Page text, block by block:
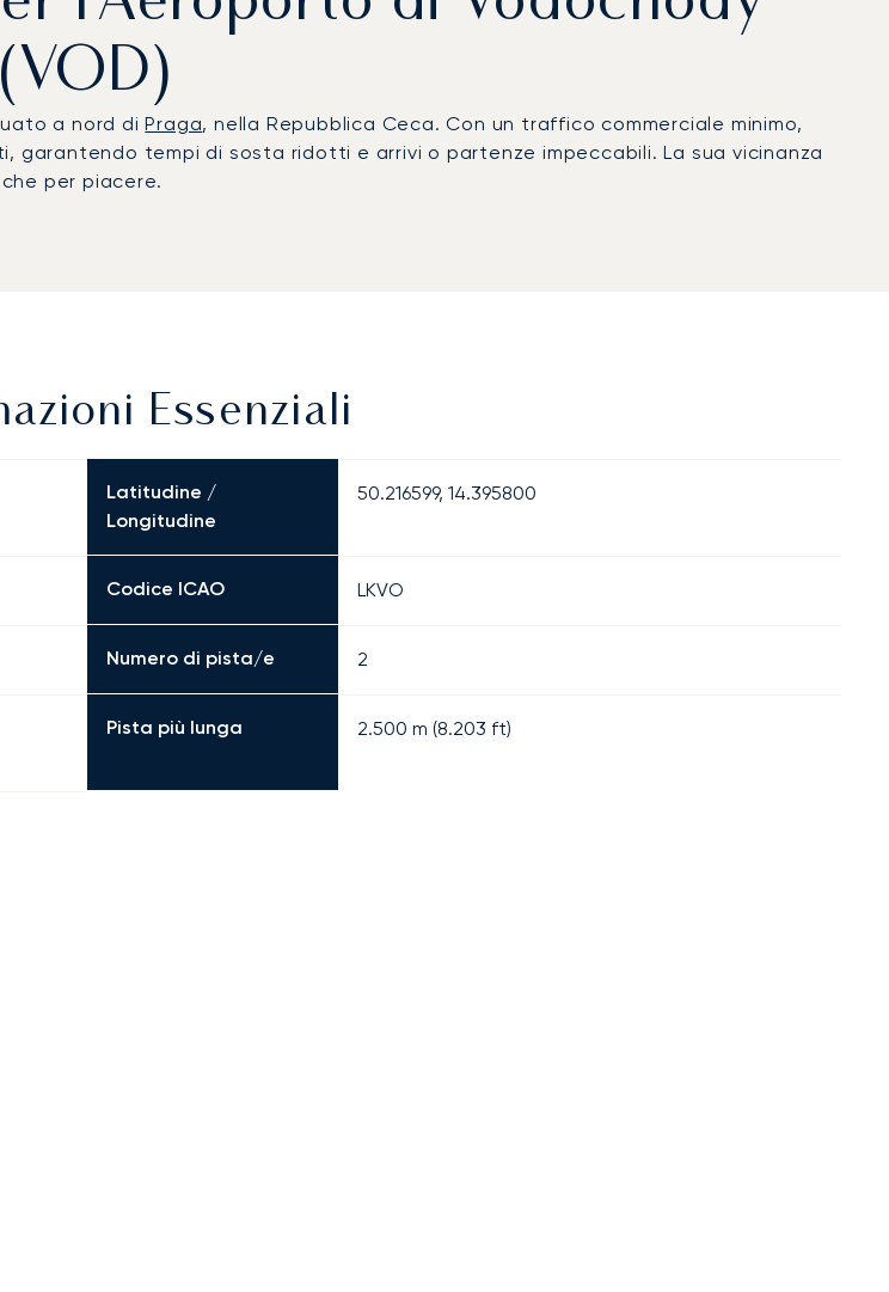
(VOD)
a nord diPraga, nella Repubblica Ceca. Con un traffico commerciale minimo,
tempi di sosta ridotti e arrivi o partenze impeccabili. La sua vicinanza
per piacere.
Essenziali
Latitudine /
Longitudine
50.216599, 14.395800
Codice ICAO LKVO
Numero di pista/e 2
Pista più lunga 2.500 m (8.203 ft)